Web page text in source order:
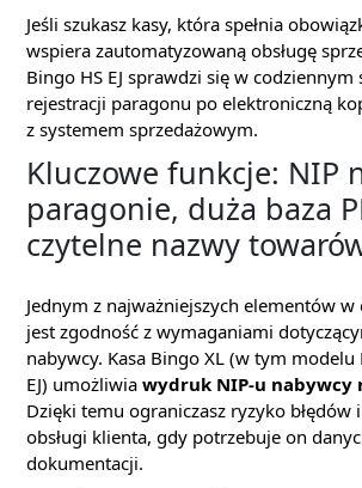
Jeśli szukasz kasy, która spełnia
wspiera zautomatyzowaną obsługę
Bingo HS EJ sprawdzi się w codziennym
rejestracji paragonu po elektroniczną
z systemem sprzedażowym.
Kluczowe funkcje: NIP
paragonie, duża baza
czytelne nazwy
Jednym z najważniejszych elementów
jest zgodność z wymaganiami
nabywcy. Kasa Bingo XL (w tym modelu
EJ) umożliwia wydruk NIP-u nabywcy
Dzięki temu ograniczasz ryzyko błędów
obsługi klienta, gdy potrzebuje on
dokumentacji.